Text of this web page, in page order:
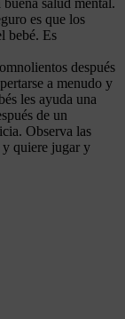
salud mental.
es que los
bebé. Es
después
a menudo y
les ayuda una
de un
Observa las
y quiere jugar y